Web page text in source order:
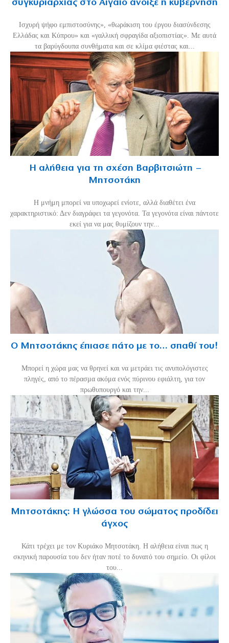
συγκυριαρχίας στο Αιγαίο άνοιξε η κυβέρνηση
Ισχυρή ψήφο εμπιστοσύνης», «θωράκιση του έργου διασύνδεσης
Ελλάδας και Κύπρου» και «γαλλική σφραγίδα αξιοπιστίας». Με αυτά
τα βαρύγδουπα συνθήματα και σε κλίμα φιέστας και...
Η αλήθεια για τη σχέση Βαρβιτσιώτη –
Μητσοτάκη
H μνήμη μπορεί να υποχωρεί ενίοτε, αλλά διαθέτει ένα
χαρακτηριστικό: Δεν διαγράφει τα γεγονότα. Τα γεγονότα είναι πάντοτε
εκεί για να μας θυμίζουν την...
Ο Μητσοτάκης έπιασε πάτο με το… σπαθί του!
Mπορεί η χώρα μας να θρηνεί και να μετράει τις ανυπολόγιστες
πληγές, από το πέρασμα ακόμα ενός πύρινου εφιάλτη, για τον
πρωθυπουργό και την...
Μητσοτάκης: Η γλώσσα του σώματος προδίδει
άγχος
Κάτι τρέχει με τον Κυριάκο Μητσοτάκη. Η αλήθεια είναι πως η
σκηνική παρουσία του δεν ήταν ποτέ το δυνατό του σημείο. Οι φίλοι
του...